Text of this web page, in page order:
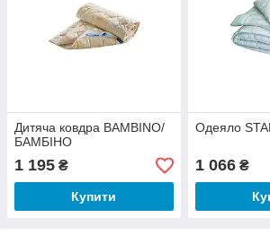
Дитяча ковдра BAMBINO/
БАМБІНО
1 195 ₴
Купити
Одеяло
1 066₴